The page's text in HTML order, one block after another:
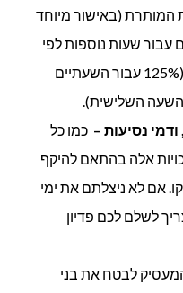
המותרת (באישור מיוחד
עבור שעות נוספות לפי
התעריפים הקבועים בחוק (125% עבור השעתיים
נסיעות – כמו כל
אלה בהתאם להיקף
אם לא ניצלתם את ימי
לשלם לכם פדיון
לבטח את בני